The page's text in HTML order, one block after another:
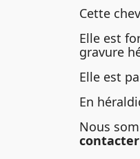
Cette
Elle est
gravure
Elle est
En
Nous
contacter